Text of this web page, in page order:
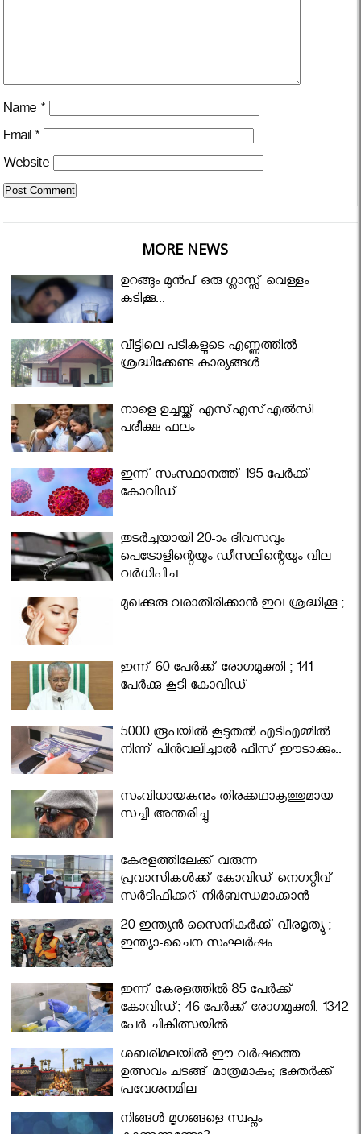
Name *
Email *
Website
MORE NEWS
ഉറങ്ങും മുന്‍പ് ഒരു ഗ്ലാസ്സ് വെള്ളം
കുടിക്കൂ...
വീട്ടിലെ പടികളുടെ എണ്ണത്തിൽ
ശ്രദ്ധിക്കേണ്ട കാര്യങ്ങൾ
നാളെ ഉച്ചയ്ക്ക് എസ്എസ്എല്‍സി
പരീക്ഷ ഫലം
ഇന്ന് സംസ്ഥാനത്ത് 195 പേര്‍ക്ക്
കോവിഡ് ...
തുടർച്ചയായി 20-ാം ദിവസവും
പെട്രോളിന്റെയും ഡീസലിന്റെയും വില
വര്‍ധിപ്പിച്ചു
മുഖക്കുരു വരാതിരിക്കാന്‍ ഇവ ശ്രദ്ധിക്കൂ ;
ഇന്ന് 60 പേർക്ക് രോഗമുക്തി ; 141
പേര്‍ക്കു കൂടി കോവിഡ്
5000 രൂപയിൽ കൂടുതൽ എടിഎമ്മിൽ
നിന്ന് പിൻവലിച്ചാൽ ഫീസ് ഈടാക്കും..
സംവിധായകനും തിരക്കഥാകൃത്തുമായ
സച്ചി അന്തരിച്ചു.
കേരളത്തിലേക്ക് വരുന്ന
പ്രവാസികള്‍ക്ക് കോവിഡ് നെഗറ്റീവ്
സര്‍ട്ടിഫിക്കറ്റ് നിർബന്ധമാക്കാൻ
മന്ത്രിസഭ
20 ഇന്ത്യൻ സൈനികർക്ക് വീരമൃത്യു ;
ഇന്ത്യാ-ചൈന സംഘർഷം
ഇന്ന് കേരളത്തിൽ 85 പേർക്ക്
കോവിഡ്; 46 പേർക്ക് രോഗമുക്തി, 1342
പേർ ചികിത്സയിൽ
ശബരിമലയില്‍ ഈ വർഷത്തെ
ഉത്സവം ചടങ്ങ് മാത്രമാകും; ഭക്തർക്ക്
പ്രവേശനമില്ല
നിങ്ങള്‍ മൃഗങ്ങളെ സ്വപ്നം